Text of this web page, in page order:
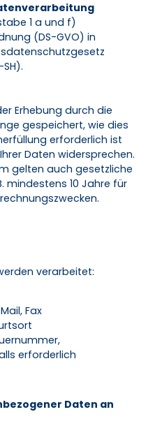
1 a und f)
(DS-GVO) in
Erhebung durch die
gespeichert, wie dies
erforderlich ist
Daten widersprechen.
gelten auch gesetzliche
mindestens 10 Jahre für
verarbeitet:
Fax
erforderlich
Daten an